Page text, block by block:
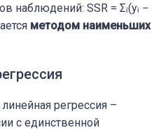
наблюдений: SSR = Σᵢ(yᵢ −
методом наименьших
регрессия –
с единственной